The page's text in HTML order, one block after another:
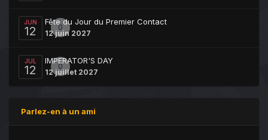
JUN
12 0
Fête du Jour du Premier Contact
12 juin 2027
JUL
12 0
IMPERATOR'S DAY
12 juillet 2027
Parlez-en à un ami